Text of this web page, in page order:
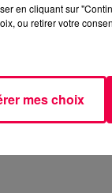
en cliquant sur
ou retirer votre
mes choix